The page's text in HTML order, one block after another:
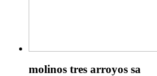
molinos tres arroyos sa